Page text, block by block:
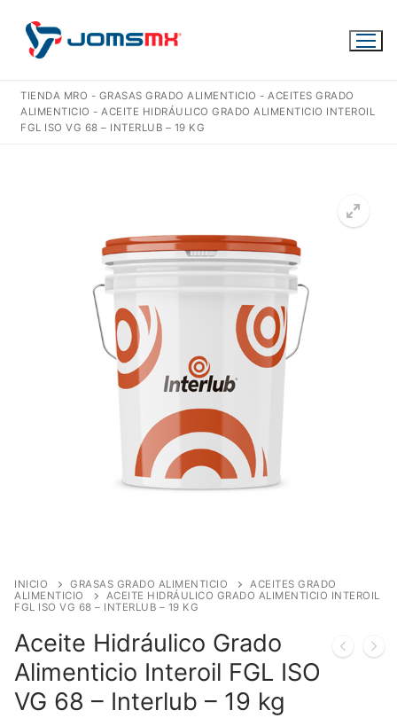
contenido
TIENDA MRO - GRASAS GRADO ALIMENTICIO -ACEITES GRADO
ALIMENTICIO -ACEITE HIDRÁULICO GRADO ALIMENTICIO INTEROIL
FGL ISO VG 68 – INTERLUB – 19 KG
INICIO GRASAS GRADO ALIMENTICIO
ACEITES GRADO
ALIMENTICIO
ACEITE HIDRÁULICO GRADO ALIMENTICIO INTEROIL
FGL ISO VG 68 – INTERLUB – 19 KG
Aceite Hidráulico Grado
Alimenticio Interoil FGL ISO
VG 68 – Interlub – 19 kg